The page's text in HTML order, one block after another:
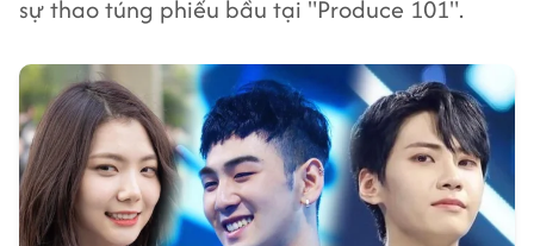
sự thao túng phiếu bầu tại "Produce 101".